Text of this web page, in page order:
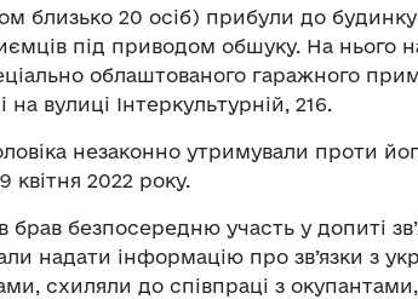
близько 20 осіб) прибули до
під приводом обшуку. На нього
облаштованого гаражного
на вулиці Інтеркультурній, 216.
незаконно утримували проти
квітня 2022 року.
брав безпосередню участь у допиті
надати інформацію про зв’язки з
схиляли до співпраці з